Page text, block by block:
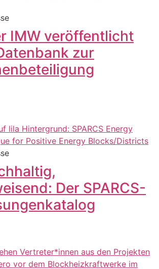
IMW veröffentlicht
zur
Der SPARCS-